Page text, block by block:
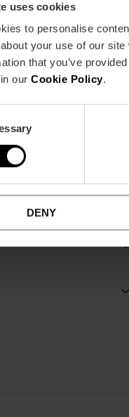
uses cookies
to personalise
your use of our
that you’ve
our Cookie Policy.
DENY